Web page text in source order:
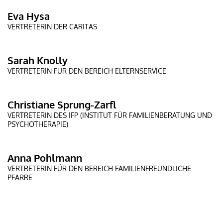
Eva Hysa
VERTRETERIN DER CARITAS
Sarah Knolly
VERTRETERIN FÜR DEN BEREICH ELTERNSERVICE
Christiane Sprung-Zarfl
VERTRETERIN DES IFP (INSTITUT FÜR FAMILIENBERATUNG UND
PSYCHOTHERAPIE)
Anna Pohlmann
VERTRETERIN FÜR DEN BEREICH FAMILIENFREUNDLICHE
PFARRE